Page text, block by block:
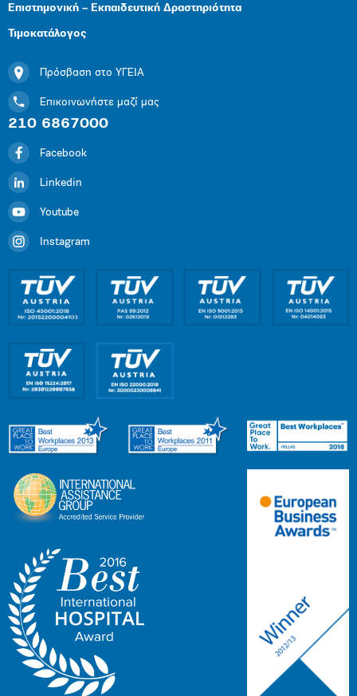
Επιστημονική – Εκπαιδευτική Δραστηριότητα
Τιμοκατάλογος
Πρόσβαση στο ΥΓΕΙΑ
Επικοινωνήστε μαζί μας
210 6867000
Facebook
Linkedin
Youtube
Instagram